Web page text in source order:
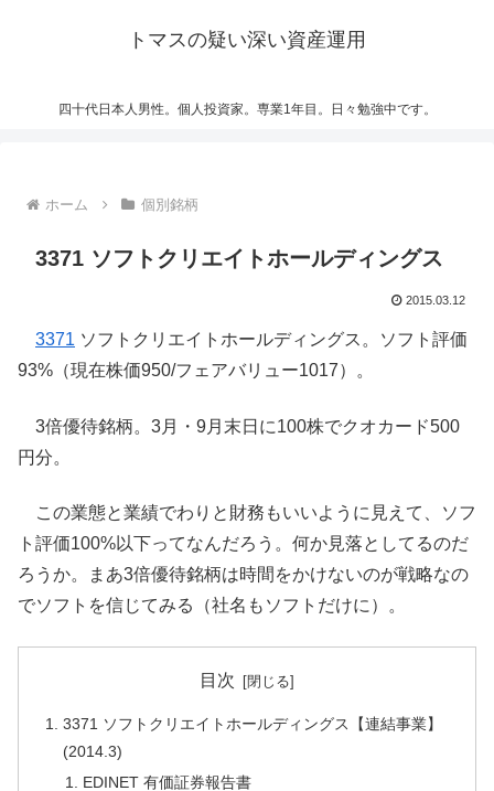
トマスの疑い深い資産運用
四十代日本人男性。個人投資家。専業1年目。日々勉強中です。
ホーム 個別銘柄
3371 ソフトクリエイトホールディングス
2015.03.12
3371 ソフトクリエイトホールディングス。ソフト評価
93%（現在株価950/フェアバリュー1017）。
3倍優待銘柄。3月・9月末日に100株でクオカード500
円分。
この業態と業績でわりと財務もいいように見えて、ソフ
ト評価100%以下ってなんだろう。何か見落としてるのだ
ろうか。まあ3倍優待銘柄は時間をかけないのが戦略なの
でソフトを信じてみる（社名もソフトだけに）。
目次
3371 ソフトクリエイトホールディングス【連結事業】
(2014.3)
EDINET 有価証券報告書